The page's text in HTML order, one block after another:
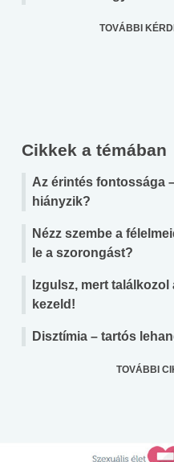
TOVÁBBI
Cikkek a témában
Az érintés fontossága
hiányzik?
Nézz szembe a
le a szorongást?
Izgulsz, mert
kezeld!
Disztímia – tartós
TOVÁBBI